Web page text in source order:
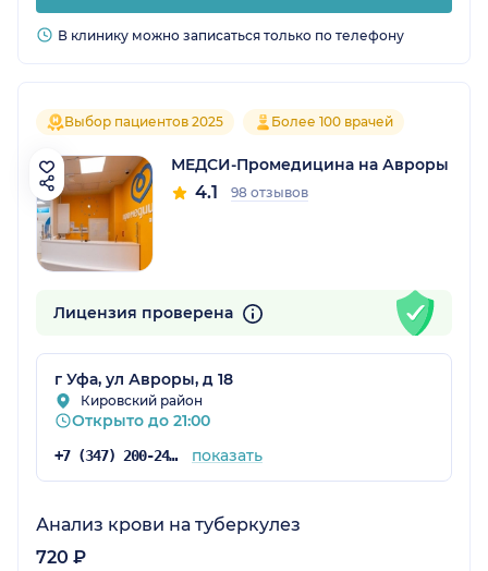
В клинику можно записаться только по телефону
Выбор пациентов 2025 Более 100 врачей
МЕДСИ-Промедицина на Авроры
4.1 98 отзывов
Лицензия проверена
г Уфа, ул Авроры, д 18
Кировский район
Открыто до 21:00
+7 (347) 200-24-71 показать
Анализ крови на туберкулез
720 ₽